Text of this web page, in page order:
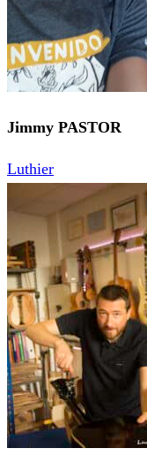
Jimmy PASTOR
Luthier